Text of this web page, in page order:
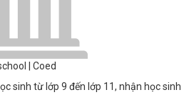
| Coed
sinh từ lớp 9 đến lớp 11, nhận học sinh